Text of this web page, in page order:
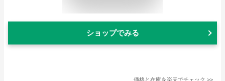
ショップでみる
価格と在庫を楽天でチェック >>